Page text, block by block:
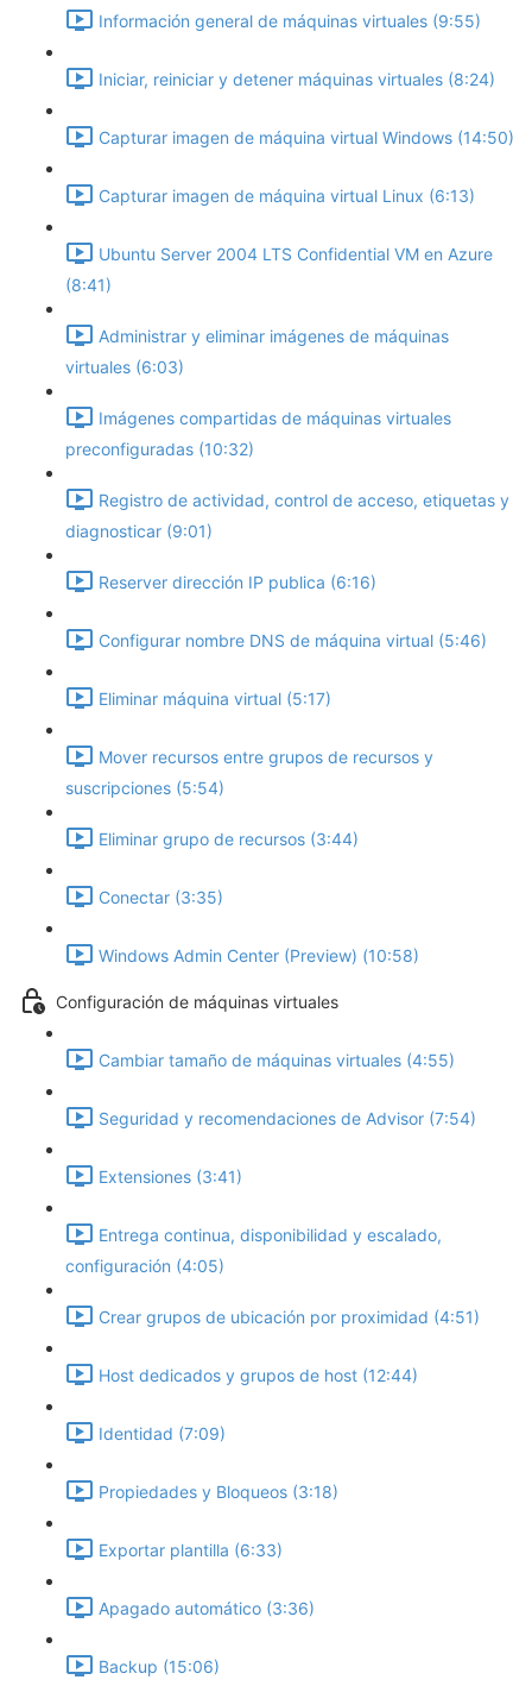
Información general de máquinas virtuales (9:55)
Iniciar, reiniciar y detener máquinas virtuales (8:24)
Capturar imagen de máquina virtual Windows (14:50)
Capturar imagen de máquina virtual Linux (6:13)
Ubuntu Server 2004 LTS Confidential VM en Azure
(8:41)
Administrar y eliminar imágenes de máquinas
virtuales (6:03)
Imágenes compartidas de máquinas virtuales
preconfiguradas (10:32)
Registro de actividad, control de acceso, etiquetas y
diagnosticar (9:01)
Reserver dirección IP publica (6:16)
Configurar nombre DNS de máquina virtual (5:46)
Eliminar máquina virtual (5:17)
Mover recursos entre grupos de recursos y
suscripciones (5:54)
Eliminar grupo de recursos (3:44)
Conectar (3:35)
Windows Admin Center (Preview) (10:58)
Configuración de máquinas virtuales
Cambiar tamaño de máquinas virtuales (4:55)
Seguridad y recomendaciones de Advisor (7:54)
Extensiones (3:41)
Entrega continua, disponibilidad y escalado,
configuración (4:05)
Crear grupos de ubicación por proximidad (4:51)
Host dedicados y grupos de host (12:44)
Identidad (7:09)
Propiedades y Bloqueos (3:18)
Exportar plantilla (6:33)
Apagado automático (3:36)
Backup (15:06)